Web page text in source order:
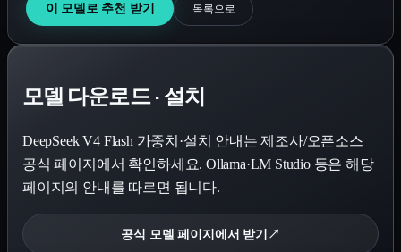
이 모델로 추천 받기 목록으로
모델 다운로드 · 설치
DeepSeek V4 Flash 가중치·설치 안내는 제조사/오픈소스
공식 페이지에서 확인하세요. Ollama·LM Studio 등은 해당
페이지의 안내를 따르면 됩니다.
공식 모델 페이지에서 받기 ↗